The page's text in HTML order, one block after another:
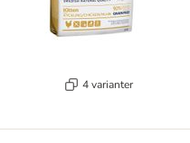
4 varianter